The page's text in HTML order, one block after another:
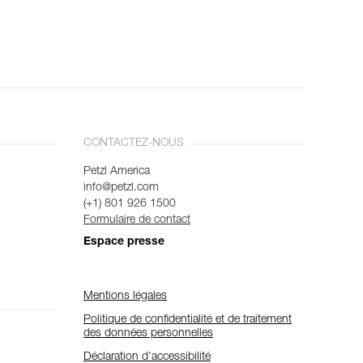
CONTACTEZ-NOUS
Petzl America
info@petzl.com
(+1) 801 926 1500
Formulaire de contact
Espace presse
Mentions légales
Politique de confidentialité et de traitement
des données personnelles
Déclaration d'accessibilité